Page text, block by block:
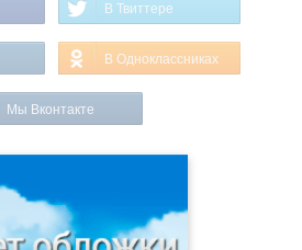
В Твиттере
В Одноклассниках
Мы Вконтакте